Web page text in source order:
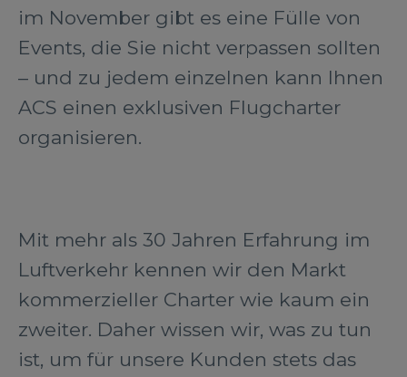
im November gibt es eine Fülle von
Events, die Sie nicht verpassen sollten
– und zu jedem einzelnen kann Ihnen
ACS einen exklusiven Flugcharter
organisieren.
Mit mehr als 30 Jahren Erfahrung im
Luftverkehr kennen wir den Markt
kommerzieller Charter wie kaum ein
zweiter. Daher wissen wir, was zu tun
ist, um für unsere Kunden stets das